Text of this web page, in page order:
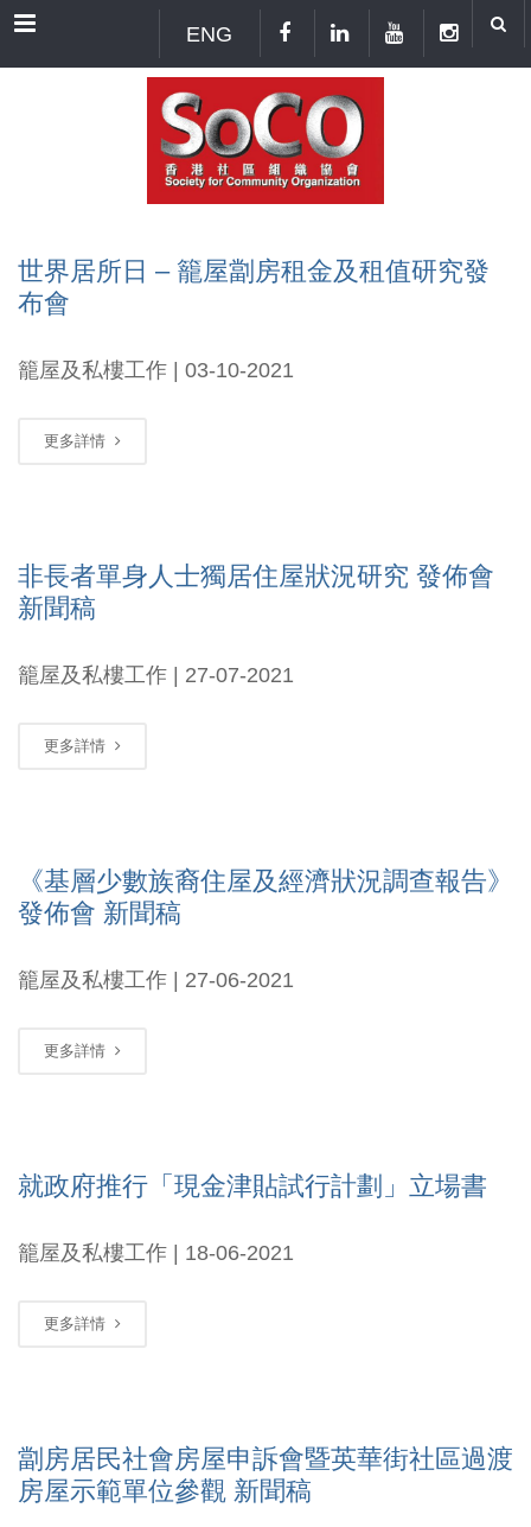
Menu ENG
世界居所日 – 籠屋劏房租金及租值研究發
布會
籠屋及私樓工作 | 03-10-2021
更多詳情
非長者單身人士獨居住屋狀況研究 發佈會
新聞稿
籠屋及私樓工作 | 27-07-2021
更多詳情
《基層少數族裔住屋及經濟狀況調查報告》
發佈會 新聞稿
籠屋及私樓工作 | 27-06-2021
更多詳情
就政府推行「現金津貼試行計劃」立場書
籠屋及私樓工作 | 18-06-2021
更多詳情
劏房居民社會房屋申訴會暨英華街社區過渡
房屋示範單位參觀 新聞稿